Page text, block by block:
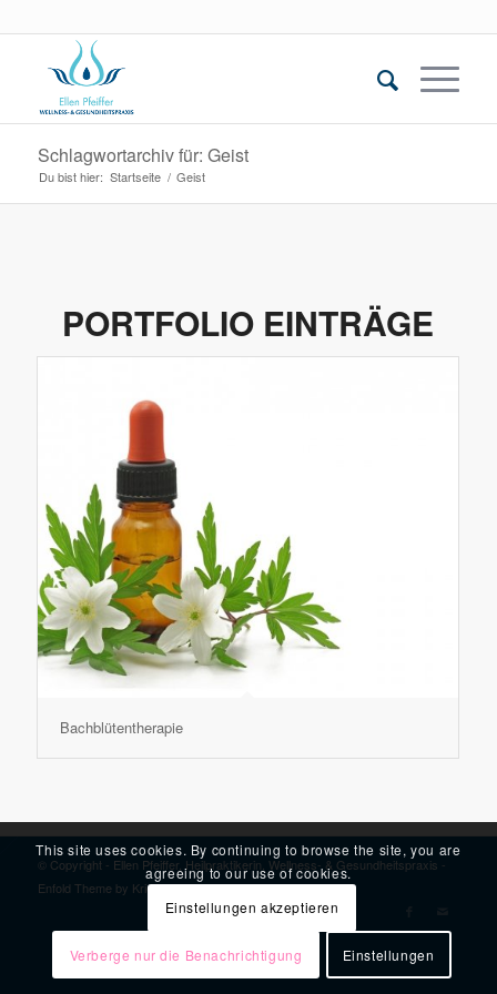
Schlagwortarchiv für: Geist
Du bist hier: Startseite / Geist
PORTFOLIO EINTRÄGE
Bachblütentherapie
© Copyright - Ellen Pfeiffer, Heilpraktikerin, Wellness- & Gesundheitspraxis -
Enfold Theme by Kriesi
This site uses cookies. By continuing to browse the site, you are
agreeing to our use of cookies.
Einstellungen akzeptieren
Verberge nur die Benachrichtigung Einstellungen